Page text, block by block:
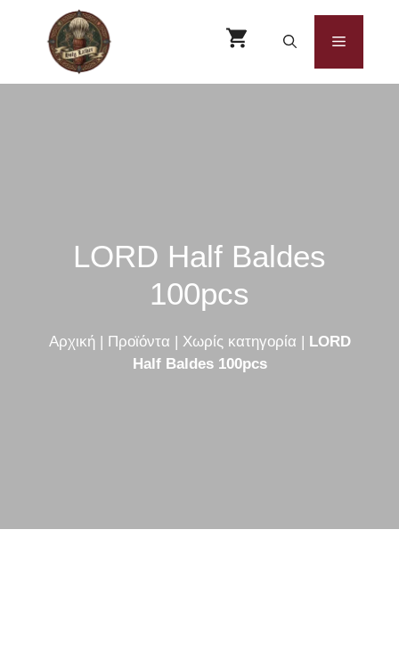
Μετάβαση
περιεχόμενο
Μενού
LORD Half Baldes
100pcs
Αρχική| Προϊόντα | Χωρίς κατηγορία | LORD
Half Baldes 100pcs